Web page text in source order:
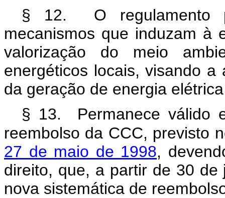
§ 12. O regulamento
mecanismos que induzam à
valorização do meio
energéticos locais, visando a
da geração de energia
§ 13. Permanece válido
reembolso da CCC, previsto
27 de maio de 1998,
direito, que, a partir de 30
nova sistemática de